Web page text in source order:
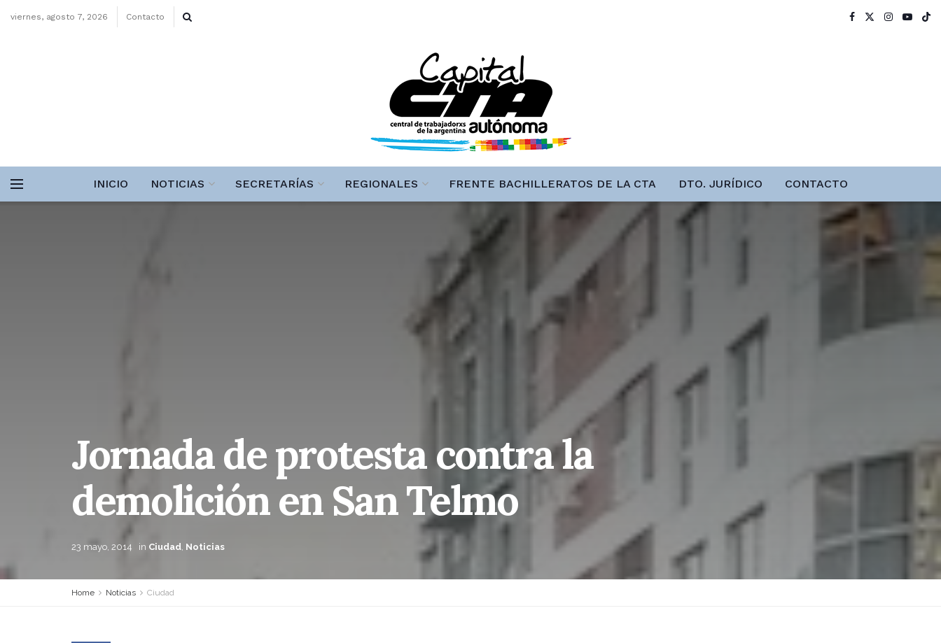
viernes, agosto 7, 2026 Contacto
INICIO NOTICIAS SECRETARÍAS REGIONALES FRENTE BACHILLERATOS DE LA CTA DTO. JURÍDICO CONTACTO
Jornada de protesta contra la
demolición en San Telmo
23 mayo, 2014 in Ciudad, Noticias
Home Noticias Ciudad